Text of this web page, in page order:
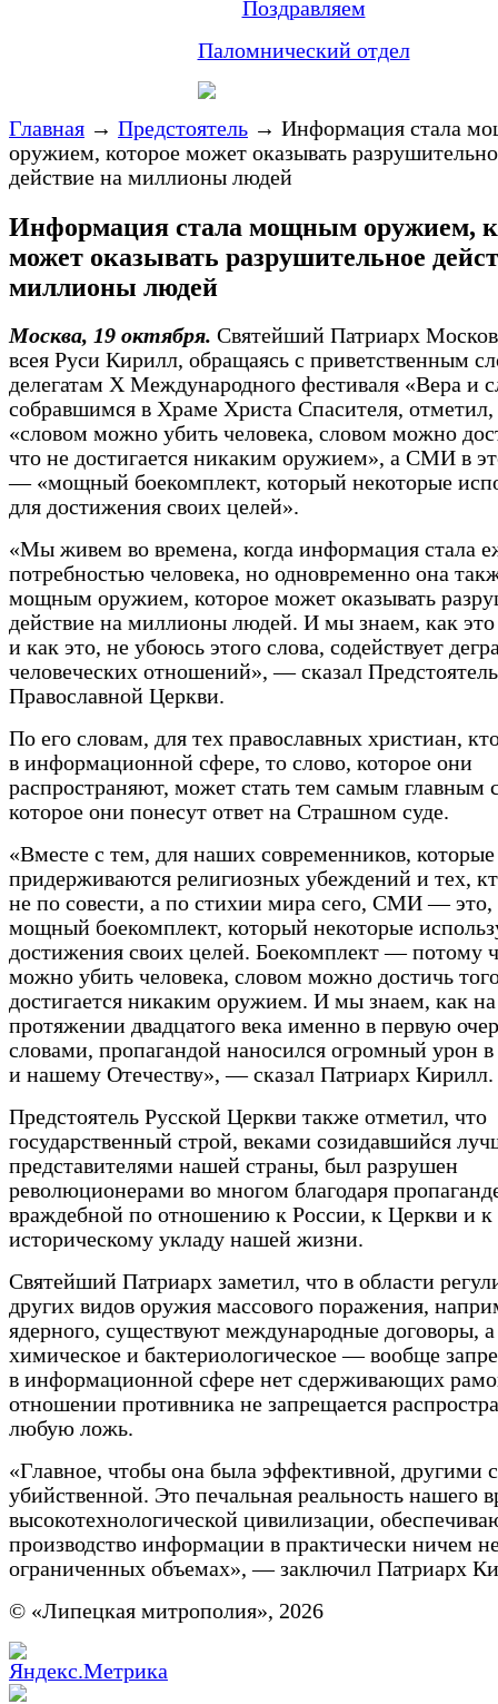
Поздравляем
Паломнический отдел
Главная → Предстоятель → Информация стала
оружием, которое может оказывать
действие на миллионы людей
Информация стала мощным оружием,
может оказывать разрушительное
миллионы людей
Москва, 19 октября. Святейший Патриарх
всея Руси Кирилл, обращаясь с приветственным
делегатам X Международного фестиваля «Вера и
собравшимся в Храме Христа Спасителя, отметил,
«словом можно убить человека, словом можно
что не достигается никаким оружием», а СМИ в
— «мощный боекомплект, который некоторые
для достижения своих целей».
«Мы живем во времена, когда информация стала
потребностью человека, но одновременно она
мощным оружием, которое может оказывать
действие на миллионы людей. И мы знаем, как это
и как это, не убоюсь этого слова, содействует
человеческих отношений», — сказал
Православной Церкви.
По его словам, для тех православных христиан,
в информационной сфере, то слово, которое они
распространяют, может стать тем самым главным
которое они понесут ответ на Страшном суде.
«Вместе с тем, для наших современников,
придерживаются религиозных убеждений и тех,
не по совести, а по стихии мира сего, СМИ — это,
мощный боекомплект, который некоторые
достижения своих целей. Боекомплект — потому
можно убить человека, словом можно достичь
достигается никаким оружием. И мы знаем, как на
протяжении двадцатого века именно в первую
словами, пропагандой наносился огромный урон
и нашему Отечеству», — сказал Патриарх Кирилл.
Предстоятель Русской Церкви также отметил, что
государственный строй, веками созидавшийся
представителями нашей страны, был разрушен
революционерами во многом благодаря
враждебной по отношению к России, к Церкви и к
историческому укладу нашей жизни.
Святейший Патриарх заметил, что в области
других видов оружия массового поражения,
ядерного, существуют международные договоры, а
химическое и бактериологическое — вообще
в информационной сфере нет сдерживающих
отношении противника не запрещается
любую ложь.
«Главное, чтобы она была эффективной, другими
убийственной. Это печальная реальность нашего
высокотехнологической цивилизации,
производство информации в практически ничем
ограниченных объемах», — заключил Патриарх
© «Липецкая митрополия», 2026